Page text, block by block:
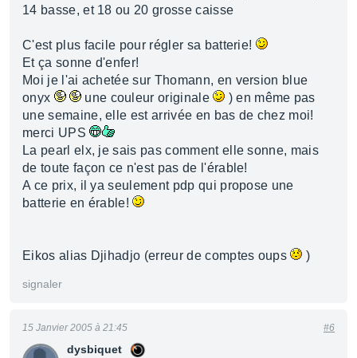
14 basse, et 18 ou 20 grosse caisse
C'est plus facile pour régler sa batterie!
Et ça sonne d'enfer!
Moi je l'ai achetée sur Thomann, en version blue
onyx
une couleur originale
) en même pas
une semaine, elle est arrivée en bas de chez moi!
merci UPS
La pearl elx, je sais pas comment elle sonne, mais
de toute façon ce n'est pas de l'érable!
A ce prix, il ya seulement pdp qui propose une
batterie en érable!
Eikos alias Djihadjo (erreur de comptes oups )
signaler
dysbiquet
15 Janvier 2005 à 21:45 #6